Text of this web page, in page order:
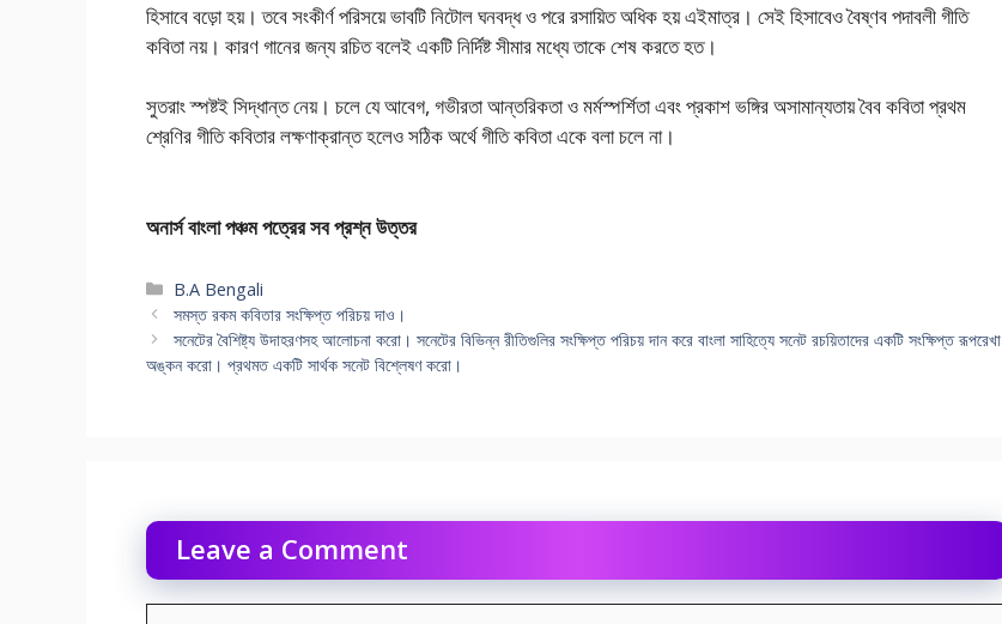
হিসাবে বড়ো হয়। তবে সংকীর্ণ পরিসয়ে ভাবটি নিটোল ঘনবদ্ধ ও পরে রসায়িত অধিক হয় এইমাত্র। সেই হিসাবেও বৈষ্ণব পদাবলী গীতি
কবিতা নয়। কারণ গানের জন্য রচিত বলেই একটি নির্দিষ্ট সীমার মধ্যে তাকে শেষ করতে হত।
সুতরাং স্পষ্টই সিদ্ধান্ত নেয়। চলে যে আবেগ, গভীরতা আন্তরিকতা ও মর্মস্পর্শিতা এবং প্রকাশ ভঙ্গির অসামান্যতায় বৈব কবিতা প্রথম
শ্রেণির গীতি কবিতার লক্ষণাক্রান্ত হলেও সঠিক অর্থে গীতি কবিতা একে বলা চলে না।
অনার্স বাংলা পঞ্চম পত্রের সব প্রশ্ন উত্তর
Categories
B.A Bengali
সমস্ত রকম কবিতার সংক্ষিপ্ত পরিচয় দাও।
সনেটের বৈশিষ্ট্য উদাহরণসহ আলোচনা করো। সনেটের বিভিন্ন রীতিগুলির সংক্ষিপ্ত পরিচয় দান করে বাংলা সাহিত্যে সনেট রচয়িতাদের একটি সংক্ষিপ্ত রূপরেখা
অঙ্কন করো। প্রথমত একটি সার্থক সনেট বিশ্লেষণ করো।
Leave a Comment